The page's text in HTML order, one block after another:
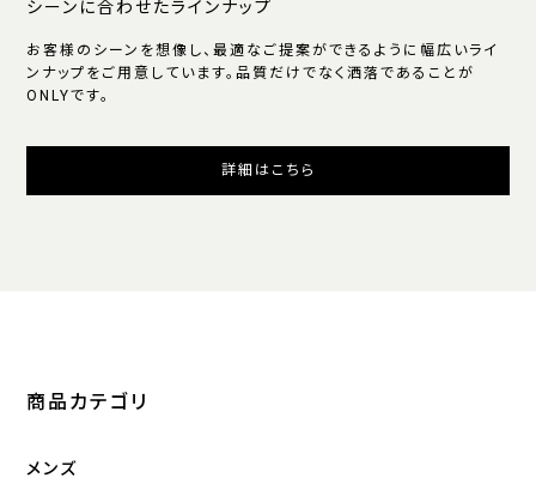
シーンに合わせたラインナップ
お客様のシーンを想像し、最適なご提案ができるように幅広いライ
ンナップをご用意しています。品質だけでなく洒落であることが
ONLYです。
詳細はこちら
商品カテゴリ
メンズ